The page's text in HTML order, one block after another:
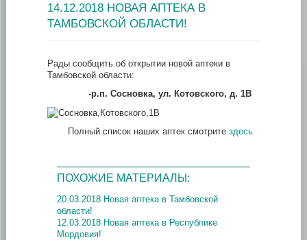
Информация
14.12.2018 НОВАЯ АПТЕКА В
ТАМБОВСКОЙ ОБЛАСТИ!
Рады сообщить об открытии новой аптеки в
Тамбовской области:
-р.п. Сосновка, ул. Котовского, д. 1В
Полный список наших аптек смотрите здесь
ПОХОЖИЕ МАТЕРИАЛЫ:
20.03.2018 Новая аптека в Тамбовской
области!
12.03.2018 Новая аптека в Республике
Мордовия!